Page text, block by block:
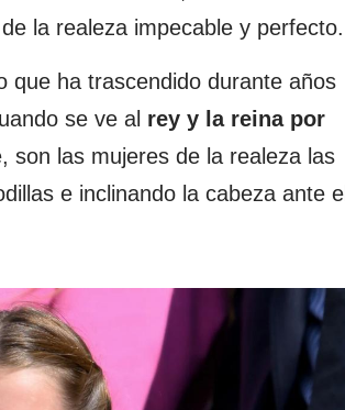
la realeza impecable y perfecto.
que ha trascendido durante años
se ve al rey y la reina por
son las mujeres de la realeza las
e inclinando la cabeza ante el